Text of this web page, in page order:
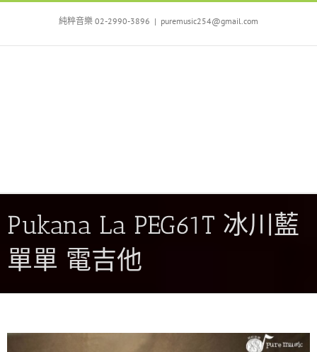
Skip
純粹音樂 02-2990-3896 | puremusic254@gmail.com
Pukana La PEG61T 冰川藍
單單 電吉他